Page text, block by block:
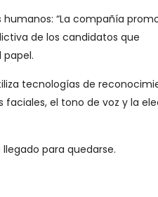
“La compañía
de los candidatos que
tecnologías de
faciales, el tono de voz y la
para quedarse.